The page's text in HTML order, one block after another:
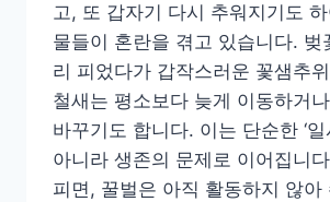
고, 또 갑자기 다시 추워지기도
물들이 혼란을 겪고 있습니다. 벚
리 피었다가 갑작스러운 꽃샘추
철새는 평소보다 늦게 이동하거
바꾸기도 합니다. 이는 단순한 ‘일
아니라 생존의 문제로 이어집니
피면, 꿀벌은 아직 활동하지 않아